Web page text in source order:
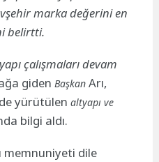
marka değerini en
belirtti.
çalışmaları devam
gidenBaşkanArı,
yürütülenaltyapı ve
bilgi aldı.
memnuniyeti dile